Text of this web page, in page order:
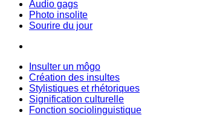
Audio gags
Photo insolite
Sourire du jour
Insulter un môgo
Création des insultes
Stylistiques et rhétoriques
Signification culturelle
Fonction sociolinguistique